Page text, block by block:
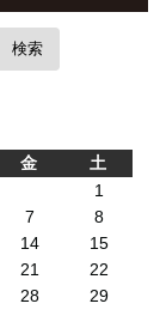
検索
金
土
1
7
8
14
15
21
22
28
29